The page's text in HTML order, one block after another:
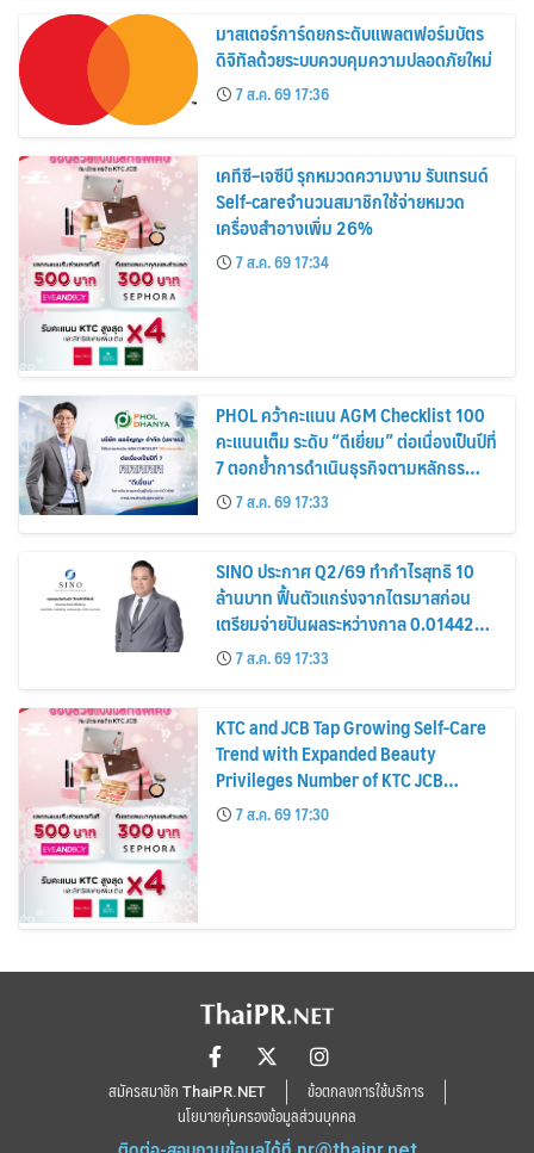
มาสเตอร์การ์ดยกระดับแพลตฟอร์มบัตร
ดิจิทัลด้วยระบบควบคุมความปลอดภัยใหม่
7 ส.ค. 69 17:36
เคทีซี–เจซีบี รุกหมวดความงาม รับเทรนด์
Self-careจำนวนสมาชิกใช้จ่ายหมวด
เครื่องสำอางเพิ่ม 26%
7 ส.ค. 69 17:34
PHOL คว้าคะแนน AGM Checklist 100
คะแนนเต็ม ระดับ “ดีเยี่ยม” ต่อเนื่องเป็นปีที่
7 ตอกย้ำการดำเนินธุรกิจตามหลักธร
รมาภิบาล โปร่งใส สร้างความเชื่อมั่นผู้ถือ
หุ้น
7 ส.ค. 69 17:33
SINO ประกาศ Q2/69 ทำกำไรสุทธิ 10
ล้านบาท ฟื้นตัวแกร่งจากไตรมาสก่อน
เตรียมจ่ายปันผลระหว่างกาล 0.014423
บาทต่อหุ้น ครึ่งปีหลังมุ่งเติบโตต่อเนื่อง
7 ส.ค. 69 17:33
KTC and JCB Tap Growing Self-Care
Trend with Expanded Beauty
Privileges Number of KTC JCB
Cardmembers Spending on
Cosmetics Rises 26%
7 ส.ค. 69 17:30
สมัครสมาชิก ThaiPR.NET
ข้อตกลงการใช้บริการ
นโยบายคุ้มครองข้อมูลส่วนบุคคล